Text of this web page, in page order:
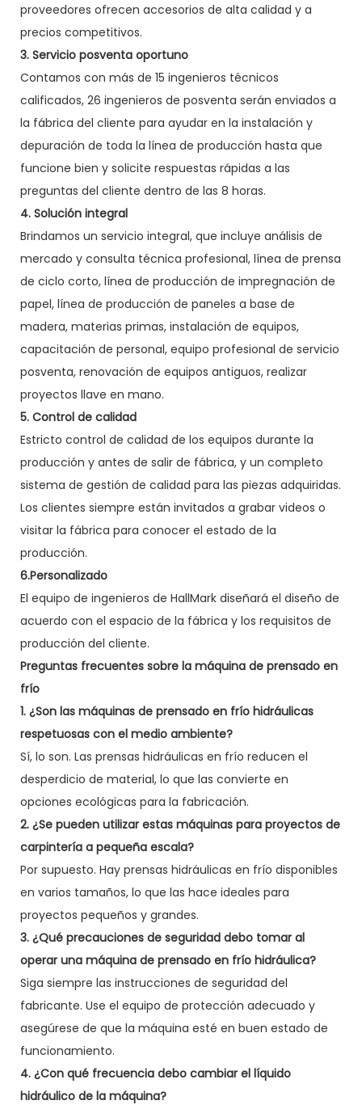
proveedores ofrecen accesorios de alta calidad y a
precios competitivos.
3. Servicio posventa oportuno
Contamos con más de 15 ingenieros técnicos
calificados, 26 ingenieros de posventa serán enviados a
la fábrica del cliente para ayudar en la instalación y
depuración de toda la línea de producción hasta que
funcione bien y solicite respuestas rápidas a las
preguntas del cliente dentro de las 8 horas.
4. Solución integral
Brindamos un servicio integral, que incluye análisis de
mercado y consulta técnica profesional, línea de prensa
de ciclo corto, línea de producción de impregnación de
papel, línea de producción de paneles a base de
madera, materias primas, instalación de equipos,
capacitación de personal, equipo profesional de servicio
posventa, renovación de equipos antiguos, realizar
proyectos llave en mano.
5. Control de calidad
Estricto control de calidad de los equipos durante la
producción y antes de salir de fábrica, y un completo
sistema de gestión de calidad para las piezas adquiridas.
Los clientes siempre están invitados a grabar videos o
visitar la fábrica para conocer el estado de la
producción.
6.Personalizado
El equipo de ingenieros de HallMark diseñará el diseño de
acuerdo con el espacio de la fábrica y los requisitos de
producción del cliente.
Preguntas frecuentes sobre la máquina de prensado en
frío
1. ¿Son las máquinas de prensado en frío hidráulicas
respetuosas con el medio ambiente?
Sí, lo son. Las prensas hidráulicas en frío reducen el
desperdicio de material, lo que las convierte en
opciones ecológicas para la fabricación.
2. ¿Se pueden utilizar estas máquinas para proyectos de
carpintería a pequeña escala?
Por supuesto. Hay prensas hidráulicas en frío disponibles
en varios tamaños, lo que las hace ideales para
proyectos pequeños y grandes.
3. ¿Qué precauciones de seguridad debo tomar al
operar una máquina de prensado en frío hidráulica?
Siga siempre las instrucciones de seguridad del
fabricante. Use el equipo de protección adecuado y
asegúrese de que la máquina esté en buen estado de
funcionamiento.
4. ¿Con qué frecuencia debo cambiar el líquido
hidráulico de la máquina?